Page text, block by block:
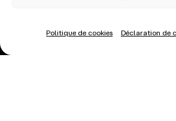
Politique de cookies Déclaration de
2024